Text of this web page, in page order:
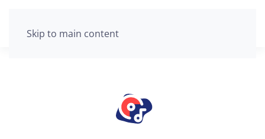
Skip to main content